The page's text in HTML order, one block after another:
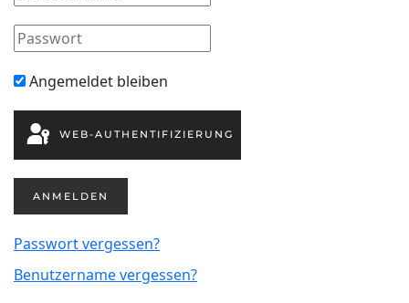
Angemeldet bleiben
WEB-AUTHENTIFIZIERUNG
ANMELDEN
Passwort vergessen?
Benutzername vergessen?